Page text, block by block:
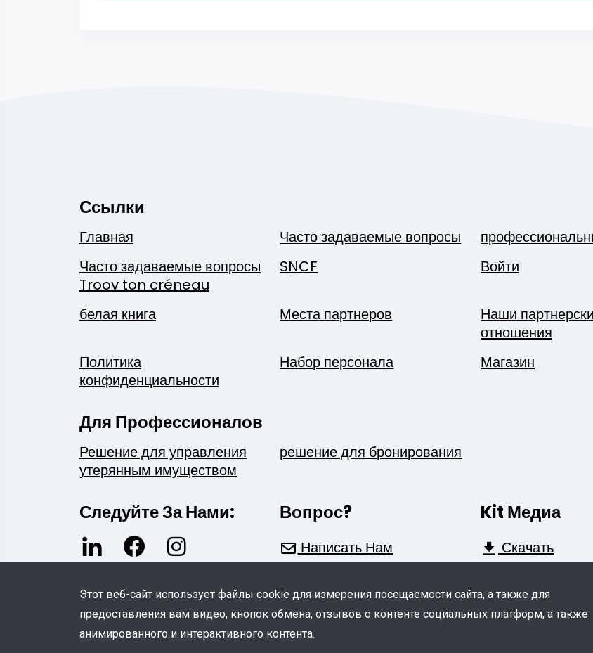
Ссылки
Главная Часто задаваемые вопросы
Часто задаваемые вопросы
Troov ton créneau
SNCF Войти
белая книга Места партнеров
Наши
отношения
Политика
конфиденциальности
Набор персонала Магазин
Для Профессионалов
Решение для управления
утерянным имуществом
решение для бронирования
Следуйте За Нами: Вопрос?
Написать Нам
Kit Медиа
Скачать
Этот веб-сайт использует файлы cookie для измерения посещаемости сайта, а также для
предоставления вам видео, кнопок обмена, отзывов о контенте социальных платформ, а также
анимированного и интерактивного контента.